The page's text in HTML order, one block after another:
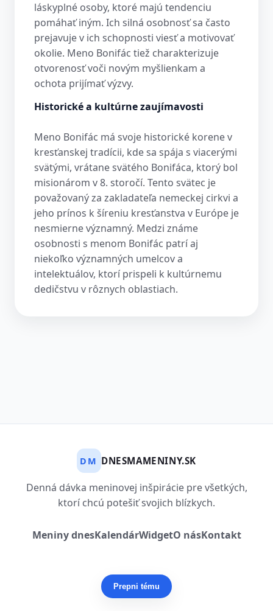
láskyplné osoby, ktoré majú tendenciu
pomáhať iným. Ich silná osobnosť sa často
prejavuje v ich schopnosti viesť a motivovať
okolie. Meno Bonifác tiež charakterizuje
otvorenosť voči novým myšlienkam a
ochota prijímať výzvy.
Historické a kultúrne zaujímavosti
Meno Bonifác má svoje historické korene v
kresťanskej tradícii, kde sa spája s viacerými
svätými, vrátane svätého Bonifáca, ktorý bol
misionárom v 8. storočí. Tento svätec je
považovaný za zakladateľa nemeckej cirkvi a
jeho prínos k šíreniu kresťanstva v Európe je
nesmierne významný. Medzi známe
osobnosti s menom Bonifác patrí aj
niekoľko významných umelcov a
intelektuálov, ktorí prispeli k kultúrnemu
dedičstvu v rôznych oblastiach.
DM DNESMAMENINY.SK
Denná dávka meninovej inšpirácie pre všetkých,
ktorí chcú potešiť svojich blízkych.
Meniny dnesKalendárWidgetO násKontakt
Prepni tému